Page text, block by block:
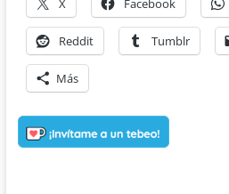
X Facebook
Reddit Tumblr
Más